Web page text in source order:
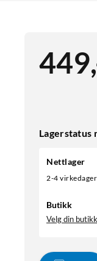
449,
Lagerstatus
Nettlager
2-4
Butikk
Velg din butikk